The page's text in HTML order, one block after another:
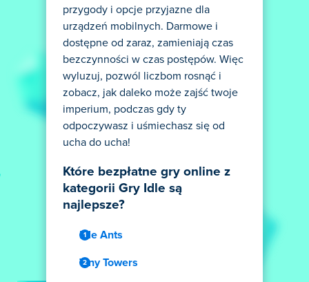
przygody i opcje przyjazne dla
urządzeń mobilnych. Darmowe i
dostępne od zaraz, zamieniają czas
bezczynności w czas postępów. Więc
wyluzuj, pozwól liczbom rosnąć i
zobacz, jak daleko może zajść twoje
imperium, podczas gdy ty
odpoczywasz i uśmiechasz się od
ucha do ucha!
Które bezpłatne gry online z
kategorii Gry Idle są
najlepsze?
Idle Ants
Tiny Towers